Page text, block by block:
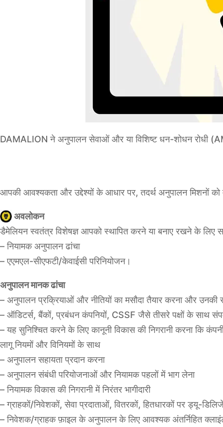
DAMALION ने अनुपालन सेवाओं और या विशिष्ट धन-शोधन रोधी
आपकी आवश्यकता और उद्देश्यों के आधार पर, तदर्थ अनुपालन मिशनों को
अवलोकन
डैमेलियन स्वतंत्र विशेषज्ञ आपको स्थापित करने या बनाए रखने के लिए
– नियामक अनुपालन ढांचा
– एएमएल-सीएफटी/केवाईसी परिनियोजन।
अनुपालन मानक ढांचा
– अनुपालन प्रक्रियाओं और नीतियों का मसौदा तैयार करना और उनकी
– ऑडिटर्स, बैंकों, प्रबंधन कंपनियों, CSSF जैसे तीसरे पक्षों के साथ
– यह सुनिश्चित करने के लिए कानूनी विकास की निगरानी करना कि
लागू नियमों और विनियमों के साथ
– अनुपालन सहायता प्रदान करना
– अनुपालन संबंधी परियोजनाओं और नियामक पहलों में भाग लेना
– नियामक विकास की निगरानी में निरंतर भागीदारी
– ग्राहकों/निवेशकों, सेवा प्रदाताओं, वितरकों, हितधारकों पर ड्यू-
– निवेशक/ग्राहक फ़ाइल के अनुपालन के लिए आवश्यक अंतर्निहित